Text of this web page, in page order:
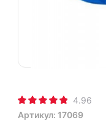
4.96
Артикул: 17069